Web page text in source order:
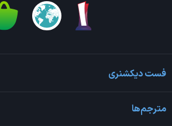
فست دیکشنری
مترجم‌ها